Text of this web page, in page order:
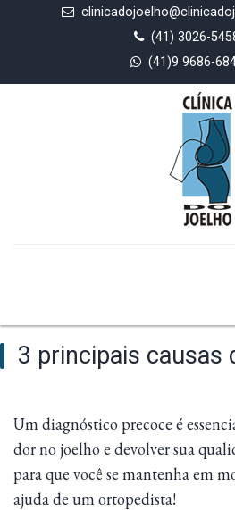
(41) 3026-
(41)9 9686-
3 principais causas
Um diagnóstico precoce é
dor no joelho e devolver sua
para que você se mantenha em
ajuda de um ortopedista!